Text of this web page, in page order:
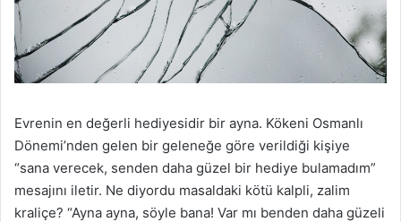
Evrenin en değerli hediyesidir bir ayna. Kökeni Osmanlı
Dönemi’nden gelen bir geleneğe göre verildiği kişiye
“sana verecek, senden daha güzel bir hediye bulamadım”
mesajını iletir. Ne diyordu masaldaki kötü kalpli, zalim
kraliçe? “Ayna ayna, söyle bana! Var mı benden daha güzeli